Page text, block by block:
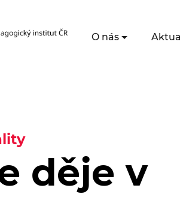
O nás
děje v